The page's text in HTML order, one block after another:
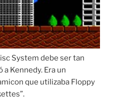
System debe ser tan
Kennedy. Era un
que utilizaba Floppy